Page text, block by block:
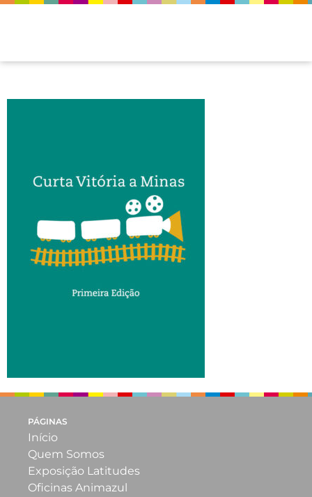
PÁGINAS
Início
Quem Somos
Exposição Latitudes
Oficinas Animazul